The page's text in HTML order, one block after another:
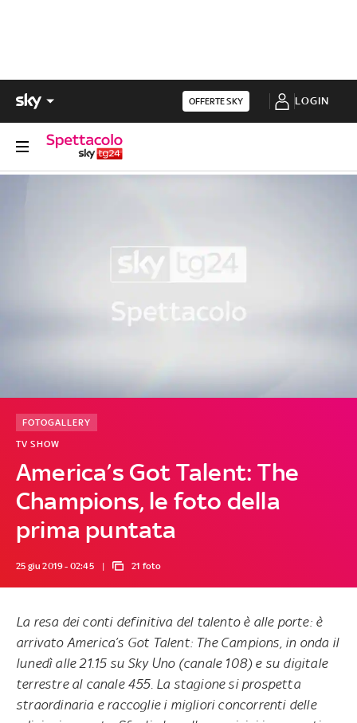
OFFERTE SKY LOGIN
America’s Got Talent: The
Champions, le foto della
prima puntata
TV SHOW
FOTOGALLERY
25 giu 2019 - 02:45 21 foto
La resa dei conti definitiva del talento è alle porte: è
arrivato America’s Got Talent: The Campions , in ondail
lunedì alle 21.15 su Sky Uno(canale 108) e su digitale
terrestre al canale 455. La stagione si prospetta
straordinaria e raccoglie i migliori concorrenti delle